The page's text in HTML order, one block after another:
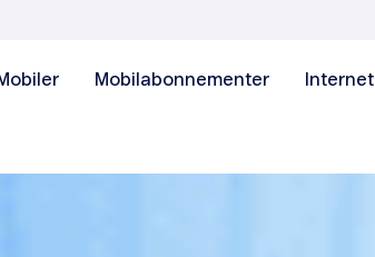
Mobilabonnementer Internet